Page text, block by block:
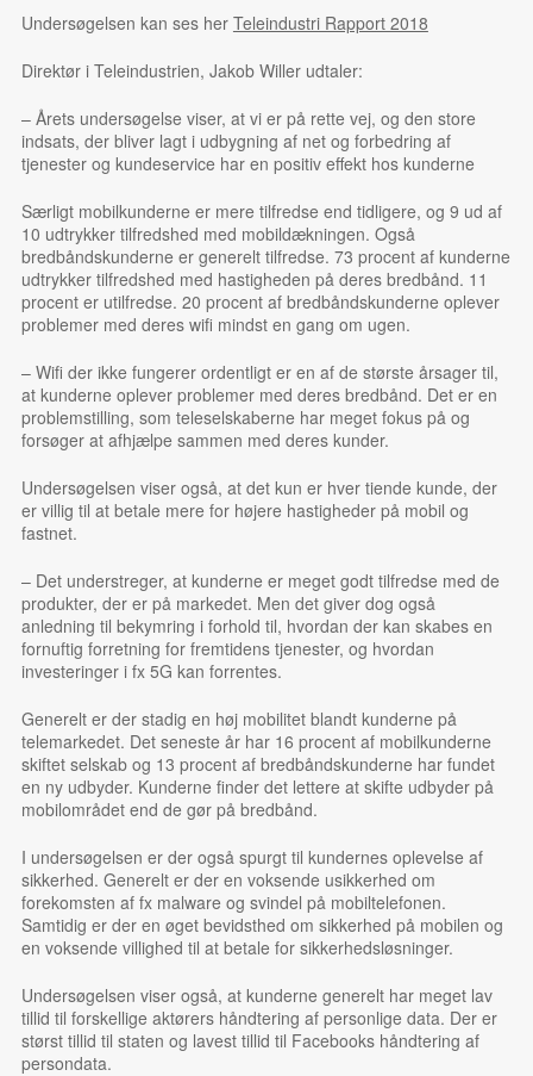
Undersøgelsen kan ses her Teleindustri Rapport 2018
Direktør i Teleindustrien, Jakob Willer udtaler:
– Årets undersøgelse viser, at vi er på rette vej, og den store
indsats, der bliver lagt i udbygning af net og forbedring af
tjenester og kundeservice har en positiv effekt hos kunderne
Særligt mobilkunderne er mere tilfredse end tidligere, og 9 ud af
10 udtrykker tilfredshed med mobildækningen. Også
bredbåndskunderne er generelt tilfredse. 73 procent af kunderne
udtrykker tilfredshed med hastigheden på deres bredbånd. 11
procent er utilfredse. 20 procent af bredbåndskunderne oplever
problemer med deres wifi mindst en gang om ugen.
– Wifi der ikke fungerer ordentligt er en af de største årsager til,
at kunderne oplever problemer med deres bredbånd. Det er en
problemstilling, som teleselskaberne har meget fokus på og
forsøger at afhjælpe sammen med deres kunder.
Undersøgelsen viser også, at det kun er hver tiende kunde, der
er villig til at betale mere for højere hastigheder på mobil og
fastnet.
– Det understreger, at kunderne er meget godt tilfredse med de
produkter, der er på markedet. Men det giver dog også
anledning til bekymring i forhold til, hvordan der kan skabes en
fornuftig forretning for fremtidens tjenester, og hvordan
investeringer i fx 5G kan forrentes.
Generelt er der stadig en høj mobilitet blandt kunderne på
telemarkedet. Det seneste år har 16 procent af mobilkunderne
skiftet selskab og 13 procent af bredbåndskunderne har fundet
en ny udbyder. Kunderne finder det lettere at skifte udbyder på
mobilområdet end de gør på bredbånd.
I undersøgelsen er der også spurgt til kundernes oplevelse af
sikkerhed. Generelt er der en voksende usikkerhed om
forekomsten af fx malware og svindel på mobiltelefonen.
Samtidig er der en øget bevidsthed om sikkerhed på mobilen og
en voksende villighed til at betale for sikkerhedsløsninger.
Undersøgelsen viser også, at kunderne generelt har meget lav
tillid til forskellige aktørers håndtering af personlige data. Der er
størst tillid til staten og lavest tillid til Facebooks håndtering af
persondata.